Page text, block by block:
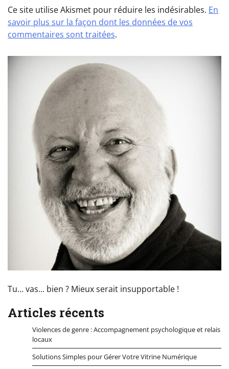
Ce site utilise Akismet pour réduire les indésirables. En
savoir plus sur la façon dont les données de vos
commentaires sont traitées.
Tu... vas... bien ? Mieux serait insupportable !
Articles récents
Violences de genre : Accompagnement psychologique et relais
locaux
Solutions Simples pour Gérer Votre Vitrine Numérique